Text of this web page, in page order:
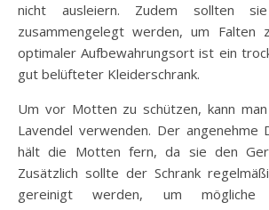
nicht ausleiern. Zudem sollten
zusammengelegt werden, um Falten
optimaler Aufbewahrungsort ist ein
gut belüfteter Kleiderschrank.
Um vor Motten zu schützen, kann
Lavendel verwenden. Der angenehme
hält die Motten fern, da sie den
Zusätzlich sollte der Schrank
gereinigt werden, um mögliche